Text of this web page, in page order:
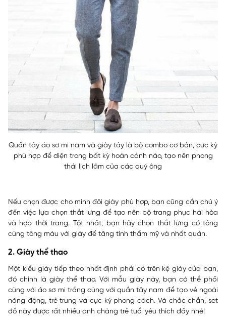
Quần tây áo sơ mi nam và giày tây là bộ combo cơ bản, cực kỳ
phù hợp để diện trong bất kỳ hoàn cảnh nào, tạo nên phong
thái lịch lãm của các quý ông
Nếu chọn được cho mình đôi giày phù hợp, bạn cũng cần chú ý
đến việc lựa chọn thắt lưng để tạo nên bộ trang phục hài hòa
và hợp thời trang. Tốt nhất, bạn hãy chọn thắt lưng có tông
cùng tông màu với giày để tăng tính thẩm mỹ và nhất quán.
2. Giày thể thao
Một kiểu giày tiếp theo nhất định phải có trên kệ giày của bạn,
đó chính là giày thể thao. Với mẫu giày này, bạn có thể phối
cùng với áo sơ mi trắng cùng với quần tây nam để tạo vẻ ngoài
năng động, trẻ trung và cực kỳ phong cách. Và chắc chắn, set
đồ này được rất nhiều anh chàng trẻ tuổi yêu thích đấy nhé!